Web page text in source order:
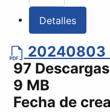
Detalles
20240803
97 Descargas
9 MB
Fecha de